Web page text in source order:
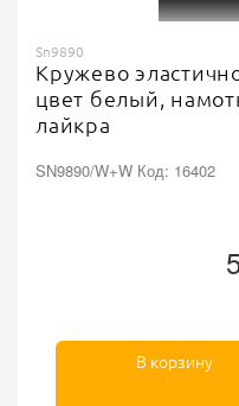
Sn9890
Кружево
цвет белый,
лайкра
SN9890/W+W Код: 16402
В корзину